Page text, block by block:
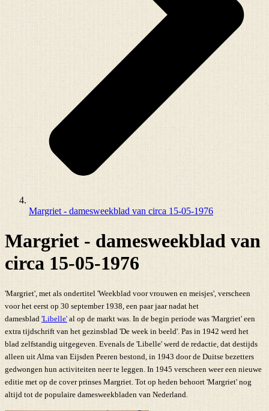
Margriet - damesweekblad van circa 15-05-1976
Margriet - damesweekblad van
circa 15-05-1976
'Margriet', met als ondertitel 'Weekblad voor vrouwen en meisjes', verscheen
voor het eerst op 30 september 1938, een paar jaar nadat het
damesblad 'Libelle' al op de markt was. In de begin periode was 'Margriet' een
extra tijdschrift van het gezinsblad 'De week in beeld'. Pas in 1942 werd het
blad zelfstandig uitgegeven. Evenals de 'Libelle' werd de redactie, dat destijds
alleen uit Alma van Eijsden Peeren bestond, in 1943 door de Duitse bezetters
gedwongen hun activiteiten neer te leggen. In 1945 verscheen weer een nieuwe
editie met op de cover prinses Margriet. Tot op heden behoort 'Margriet' nog
altijd tot de populaire damesweekbladen van Nederland.